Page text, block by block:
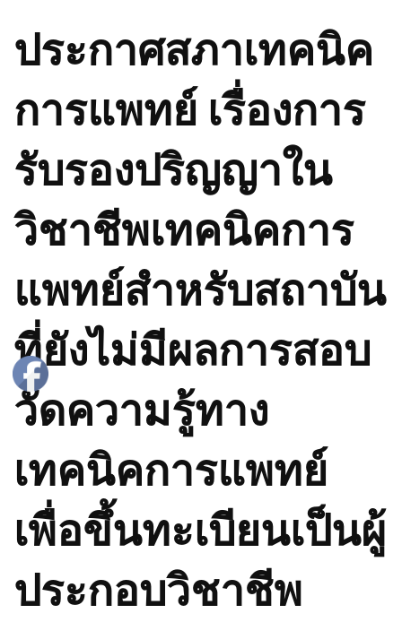
ประกาศสภาเทคนิค
การแพทย์ เรื่องการ
รับรองปริญญาใน
วิชาชีพเทคนิคการ
แพทย์สำหรับสถาบัน
ที่ยังไม่มีผลการสอบ
วัดความรู้ทาง
เทคนิคการแพทย์
เพื่อขึ้นทะเบียนเป็นผู้
ประกอบวิชาชีพ